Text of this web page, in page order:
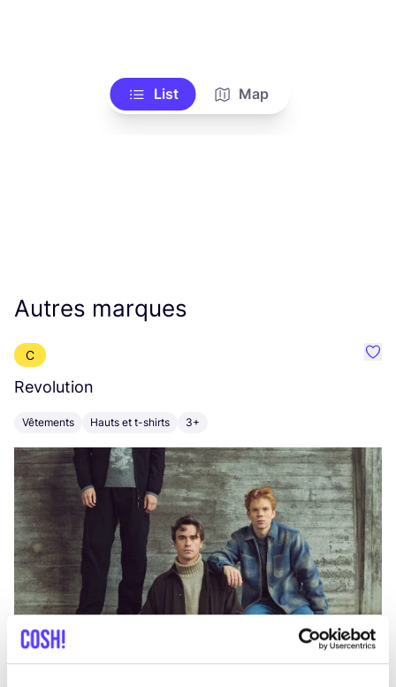
List Map
Autres marques
C
Revolution
Vêtements Hauts et t-shirts 3+